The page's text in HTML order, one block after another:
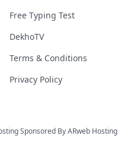
Free Typing Test
DekhoTV
Terms & Conditions
Privacy Policy
Sponsored ByARweb Hosting